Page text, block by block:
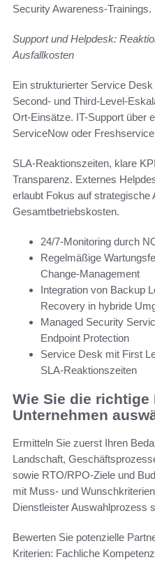
Security Awareness-Trainings.
Support und Helpdesk:
Ausfallkosten
Ein strukturierter Service
Second- und Third-Level-
Ort-Einsätze. IT-Support über
ServiceNow oder
SLA-Reaktionszeiten, klare
Transparenz. Externes
erlaubt Fokus auf strategische
Gesamtbetriebskosten.
24/7-Monitoring durch
Regelmäßige
Change-Management
Integration von Backup
Recovery in hybride
Managed Security
Endpoint Protection
Service Desk mit First
SLA-Reaktionszeiten
Wie Sie die richtige
Unternehmen
Ermitteln Sie zuerst Ihren
Landschaft,
sowie RTO/RPO-Ziele und
mit Muss- und
Dienstleister Auswahlprozess
Bewerten Sie potenzielle
Kriterien: Fachliche